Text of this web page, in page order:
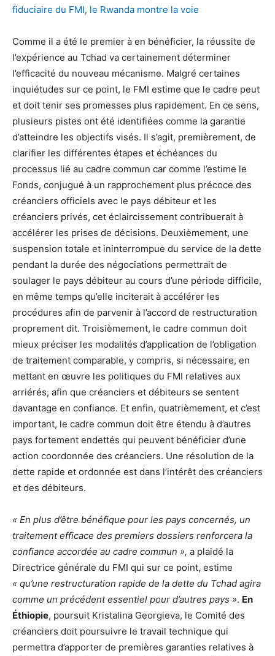
fiduciaire du FMI, le Rwanda montre la voie
Comme il a été le premier à en bénéficier, la réussite de
l’expérience au Tchad va certainement déterminer
l’efficacité du nouveau mécanisme. Malgré certaines
inquiétudes sur ce point, le FMI estime que le cadre peut
et doit tenir ses promesses plus rapidement. En ce sens,
plusieurs pistes ont été identifiées comme la garantie
d’atteindre les objectifs visés. Il s’agit, premièrement, de
clarifier les différentes étapes et échéances du
processus lié au cadre commun car comme l’estime le
Fonds, conjugué à un rapprochement plus précoce des
créanciers officiels avec le pays débiteur et les
créanciers privés, cet éclaircissement contribuerait à
accélérer les prises de décisions. Deuxièmement, une
suspension totale et ininterrompue du service de la dette
pendant la durée des négociations permettrait de
soulager le pays débiteur au cours d’une période difficile,
en même temps qu’elle inciterait à accélérer les
procédures afin de parvenir à l’accord de restructuration
proprement dit. Troisièmement, le cadre commun doit
mieux préciser les modalités d’application de l’obligation
de traitement comparable, y compris, si nécessaire, en
mettant en œuvre les politiques du FMI relatives aux
arriérés, afin que créanciers et débiteurs se sentent
davantage en confiance. Et enfin, quatrièmement, et c’est
important, le cadre commun doit être étendu à d’autres
pays fortement endettés qui peuvent bénéficier d’une
action coordonnée des créanciers. Une résolution de la
dette rapide et ordonnée est dans l’intérêt des créanciers
et des débiteurs.
« En plus d’être bénéfique pour les pays concernés, un
traitement efficace des premiers dossiers renforcera la
confiance accordée au cadre commun », a plaidé la
Directrice générale du FMI qui sur ce point, estime
« qu’une restructuration rapide de la dette du Tchad agira
comme un précédent essentiel pour d’autres pays ». En
Éthiopie, poursuit Kristalina Georgieva, le Comité des
créanciers doit poursuivre le travail technique qui
permettra d’apporter de premières garanties relatives à